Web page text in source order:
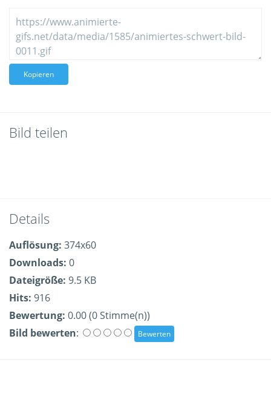
Kopieren
Bild teilen
Details
Auflösung: 374x60
Downloads: 0
Dateigröße: 9.5 KB
Hits: 916
Bewertung: 0.00 (0 Stimme(n))
Bild bewerten: